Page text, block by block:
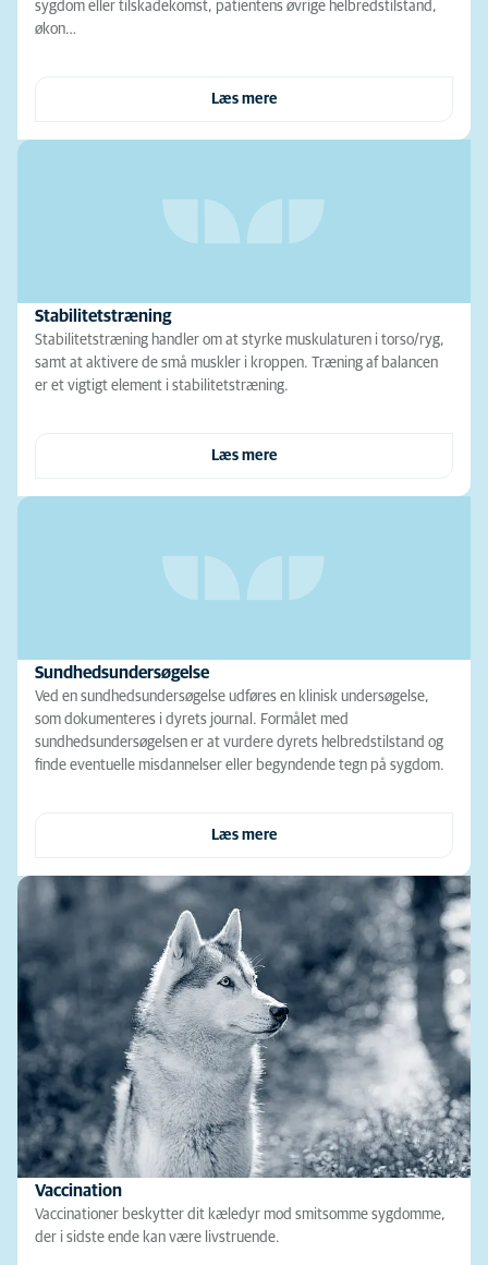
sygdom eller tilskadekomst, patientens øvrige helbredstilstand,
økon…
Læs mere
Stabilitetstræning
Stabilitetstræning handler om at styrke muskulaturen i torso/ryg,
samt at aktivere de små muskler i kroppen. Træning af balancen
er et vigtigt element i stabilitetstræning.
Læs mere
Sundhedsundersøgelse
Ved en sundhedsundersøgelse udføres en klinisk undersøgelse,
som dokumenteres i dyrets journal. Formålet med
sundhedsundersøgelsen er at vurdere dyrets helbredstilstand og
finde eventuelle misdannelser eller begyndende tegn på sygdom.
Læs mere
Vaccination
Vaccinationer beskytter dit kæledyr mod smitsomme sygdomme,
der i sidste ende kan være livstruende.